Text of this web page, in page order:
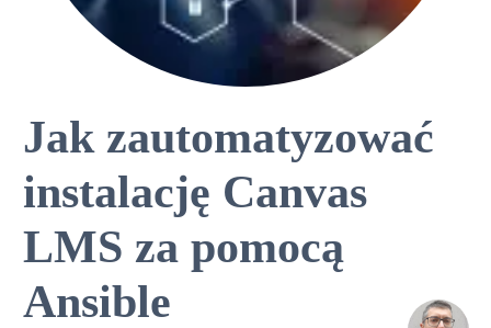
Jak zautomatyzować
instalację Canvas
LMS za pomocą
Ansible